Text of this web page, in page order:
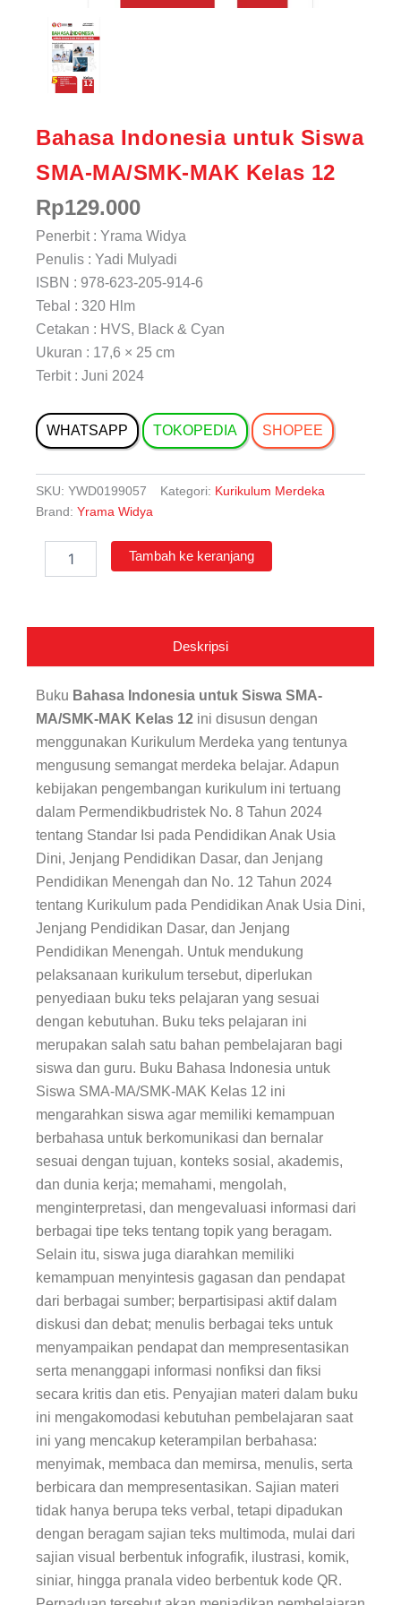
Bahasa Indonesia untuk Siswa
SMA-MA/SMK-MAK Kelas 12
Rp129.000
Penerbit : Yrama Widya
Penulis : Yadi Mulyadi
ISBN : 978-623-205-914-6
Tebal : 320 Hlm
Cetakan : HVS, Black & Cyan
Ukuran : 17,6 × 25 cm
Terbit : Juni 2024
WHATSAPP TOKOPEDIA SHOPEE
SKU: YWD0199057 Kategori: Kurikulum Merdeka
Brand: Yrama Widya
Bahasa
Kelas
12
Tambah ke keranjang
Deskripsi
Buku Bahasa Indonesia untuk Siswa SMA-
MA/SMK-MAK Kelas 12 ini disusun dengan
menggunakan Kurikulum Merdeka yang tentunya
mengusung semangat merdeka belajar. Adapun
kebijakan pengembangan kurikulum ini tertuang
dalam Permendikbudristek No. 8 Tahun 2024
tentang Standar Isi pada Pendidikan Anak Usia
Dini, Jenjang Pendidikan Dasar, dan Jenjang
Pendidikan Menengah dan No. 12 Tahun 2024
tentang Kurikulum pada Pendidikan Anak Usia Dini,
Jenjang Pendidikan Dasar, dan Jenjang
Pendidikan Menengah. Untuk mendukung
pelaksanaan kurikulum tersebut, diperlukan
penyediaan buku teks pelajaran yang sesuai
dengan kebutuhan. Buku teks pelajaran ini
merupakan salah satu bahan pembelajaran bagi
siswa dan guru. Buku Bahasa Indonesia untuk
Siswa SMA-MA/SMK-MAK Kelas 12 ini
mengarahkan siswa agar memiliki kemampuan
berbahasa untuk berkomunikasi dan bernalar
sesuai dengan tujuan, konteks sosial, akademis,
dan dunia kerja; memahami, mengolah,
menginterpretasi, dan mengevaluasi informasi dari
berbagai tipe teks tentang topik yang beragam.
Selain itu, siswa juga diarahkan memiliki
kemampuan menyintesis gagasan dan pendapat
dari berbagai sumber; berpartisipasi aktif dalam
diskusi dan debat; menulis berbagai teks untuk
menyampaikan pendapat dan mempresentasikan
serta menanggapi informasi nonfiksi dan fiksi
secara kritis dan etis. Penyajian materi dalam buku
ini mengakomodasi kebutuhan pembelajaran saat
ini yang mencakup keterampilan berbahasa:
menyimak, membaca dan memirsa, menulis, serta
berbicara dan mempresentasikan. Sajian materi
tidak hanya berupa teks verbal, tetapi dipadukan
dengan beragam sajian teks multimoda, mulai dari
sajian visual berbentuk infografik, ilustrasi, komik,
siniar, hingga pranala video berbentuk kode QR.